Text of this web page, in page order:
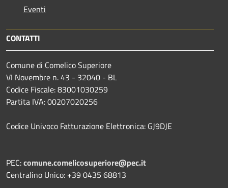
Eventi
CONTATTI
Comune di Comelico Superiore
VI Novembre n. 43 - 32040 - BL
Codice Fiscale: 83001030259
Partita IVA: 00207020256
Codice Univoco Fatturazione Elettronica: GJ9DJE
PEC:comune.comelicosuperiore@pec.it
Centralino Unico: +39 0435 68813